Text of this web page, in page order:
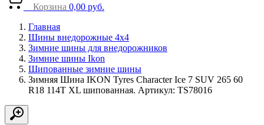
Корзина 0,00 руб.
Главная
Шины внедорожные 4х4
Зимние шины для внедорожников
Зимние шины Ikon
Шипованные зимние шины
Зимняя Шина IKON Tyres Character Ice 7 SUV 265 60
R18 114T XL шипованная. Артикул: TS78016